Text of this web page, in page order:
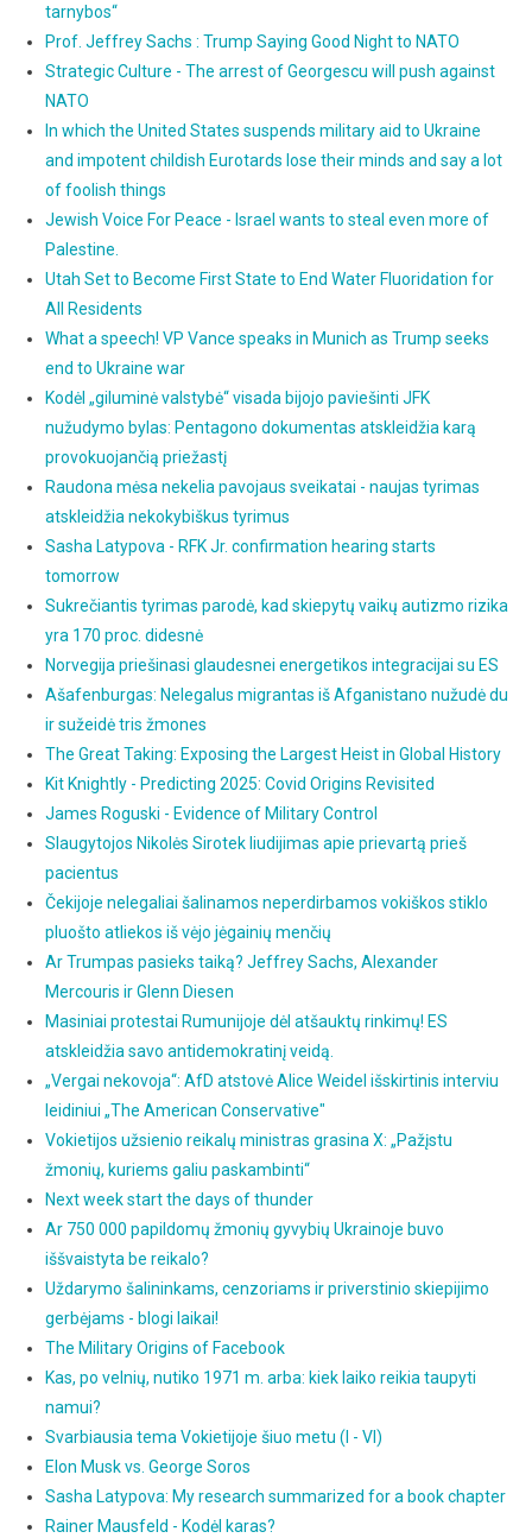
tarnybos“
Prof. Jeffrey Sachs : Trump Saying Good Night to NATO
Strategic Culture - The arrest of Georgescu will push against
NATO
In which the United States suspends military aid to Ukraine
and impotent childish Eurotards lose their minds and say a lot
of foolish things
Jewish Voice For Peace - Israel wants to steal even more of
Palestine.
Utah Set to Become First State to End Water Fluoridation for
All Residents
What a speech! VP Vance speaks in Munich as Trump seeks
end to Ukraine war
Kodėl „giluminė valstybė“ visada bijojo paviešinti JFK
nužudymo bylas: Pentagono dokumentas atskleidžia karą
provokuojančią priežastį
Raudona mėsa nekelia pavojaus sveikatai - naujas tyrimas
atskleidžia nekokybiškus tyrimus
Sasha Latypova - RFK Jr. confirmation hearing starts
tomorrow
Sukrečiantis tyrimas parodė, kad skiepytų vaikų autizmo rizika
yra 170 proc. didesnė
Norvegija priešinasi glaudesnei energetikos integracijai su ES
Ašafenburgas: Nelegalus migrantas iš Afganistano nužudė du
ir sužeidė tris žmones
The Great Taking: Exposing the Largest Heist in Global History
Kit Knightly - Predicting 2025: Covid Origins Revisited
James Roguski - Evidence of Military Control
Slaugytojos Nikolės Sirotek liudijimas apie prievartą prieš
pacientus
Čekijoje nelegaliai šalinamos neperdirbamos vokiškos stiklo
pluošto atliekos iš vėjo jėgainių menčių
Ar Trumpas pasieks taiką? Jeffrey Sachs, Alexander
Mercouris ir Glenn Diesen
Masiniai protestai Rumunijoje dėl atšauktų rinkimų! ES
atskleidžia savo antidemokratinį veidą.
„Vergai nekovoja“: AfD atstovė Alice Weidel išskirtinis interviu
leidiniui „The American Conservative"
Vokietijos užsienio reikalų ministras grasina X: „Pažįstu
žmonių, kuriems galiu paskambinti“
Next week start the days of thunder
Ar 750 000 papildomų žmonių gyvybių Ukrainoje buvo
iššvaistyta be reikalo?
Uždarymo šalininkams, cenzoriams ir priverstinio skiepijimo
gerbėjams - blogi laikai!
The Military Origins of Facebook
Kas, po velnių, nutiko 1971 m. arba: kiek laiko reikia taupyti
namui?
Svarbiausia tema Vokietijoje šiuo metu (I - VI)
Elon Musk vs. George Soros
Sasha Latypova: My research summarized for a book chapter
Rainer Mausfeld - Kodėl karas?